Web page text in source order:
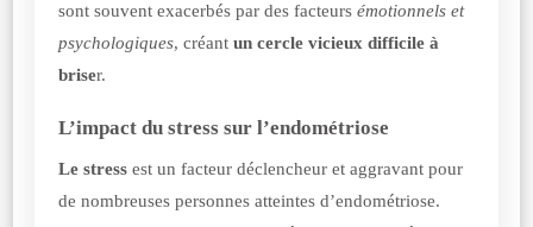
sont souvent exacerbés par des facteurs émotionnels et
psychologiques, créant un cercle vicieux difficile à
briser.
L’impact du stress sur l’endométriose
Le stress est un facteur déclencheur et aggravant pour
de nombreuses personnes atteintes d’endométriose.